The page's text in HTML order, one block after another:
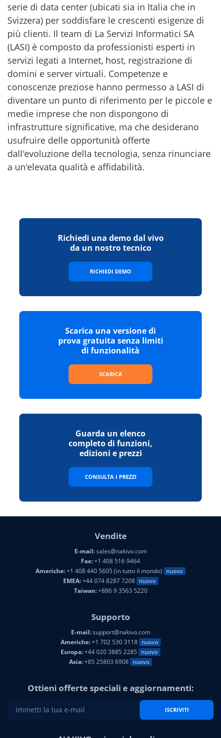
serie di data center (ubicati sia in Italia che in
Svizzera) per soddisfare le crescenti esigenze di
più clienti. Il team di La Servizi Informatici SA
(LASI) è composto da professionisti esperti in
servizi legati a Internet, host, registrazione di
domini e server virtuali. Competenze e
conoscenze preziose hanno permesso a LASI di
diventare un punto di riferimento per le piccole e
medie imprese che non dispongono di
infrastrutture significative, ma che desiderano
usufruire delle opportunità offerte
dall'evoluzione della tecnologia, senza rinunciare
a un'elevata qualità e affidabilità.
Richiedi una demo dal vivo
da un nostro tecnico
RICHIEDI DEMO
Scarica una versione di
prova gratuita senza limiti
di funzionalità
SCARICA
Guarda un elenco
completo di funzioni,
edizioni e prezzi
CONSULTA I PREZZI
Vendite
E-mail:sales@nakivo.com
Fax:+1 408 516 9464
Americhe:+1 408 440 5605 (in tutto il mondo) nuovo
EMEA:+44 074 8287 7208 nuovo
Taiwan:+886 9 3563 5220
Supporto
E-mail:support@nakivo.com
Americhe:+1 702 530 3118 nuovo
Europa:+44 020 3885 2285 nuovo
Asia:+85 25803 6908 nuovo
Ottieni offerte speciali e aggiornamenti:
ISCRIVITI